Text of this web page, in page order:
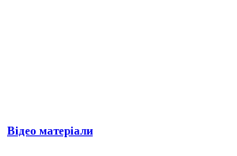
Відео матеріали